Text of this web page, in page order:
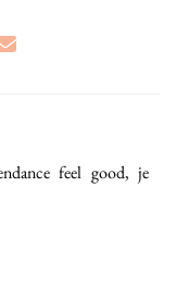
feel good, je